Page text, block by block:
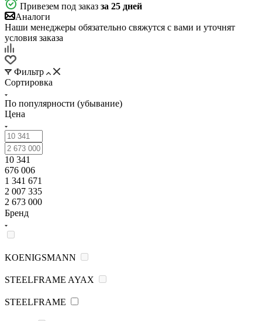
Привезем под заказ за 25 дней
Аналоги
Наши менеджеры обязательно свяжутся с вами и уточнят
условия заказа
Фильтр
Сортировка
По популярности (убывание)
Цена
10 341
676 006
1 341 671
2 007 335
2 673 000
Бренд
KOENIGSMANN
STEELFRAME AYAX
STEELFRAME